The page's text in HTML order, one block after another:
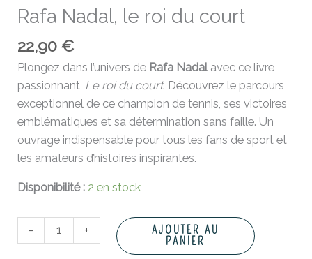
Rafa Nadal, le roi du court
22,90€
Plongez dans l’univers de Rafa Nadalavec ce livre
passionnant, Le roi du court. Découvrez le parcours
exceptionnel de ce champion de tennis, ses victoires
emblématiques et sa détermination sans faille. Un
ouvrage indispensable pour tous les fans de sport et
les amateurs d’histoires inspirantes.
Disponibilité : 2 en stock
- +
AJOUTER AU
PANIER